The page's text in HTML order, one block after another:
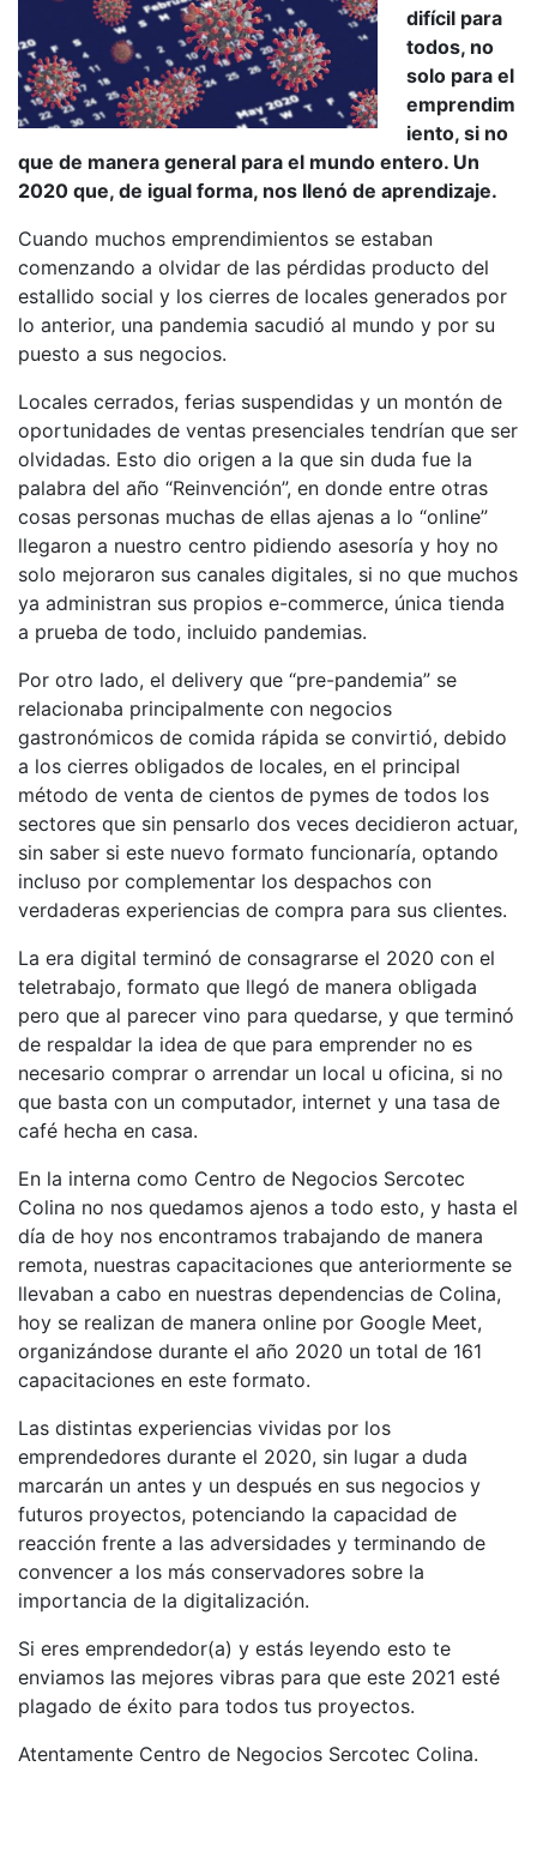
l
p
a
r
m
i
s
difícil para
todos, no
solo para el
emprendim
iento, si no
que de manera general para el mundo entero. Un
2020 que, de igual forma, nos llenó de aprendizaje.
Cuando muchos emprendimientos se estaban
comenzando a olvidar de las pérdidas producto del
estallido social y los cierres de locales generados por
lo anterior, una pandemia sacudió al mundo y por su
puesto a sus negocios.
Locales cerrados, ferias suspendidas y un montón de
oportunidades de ventas presenciales tendrían que ser
olvidadas. Esto dio origen a la que sin duda fue la
palabra del año “Reinvención”, en donde entre otras
cosas personas muchas de ellas ajenas a lo “online”
llegaron a nuestro centro pidiendo asesoría y hoy no
solo mejoraron sus canales digitales, si no que muchos
ya administran sus propios e-commerce, única tienda
a prueba de todo, incluido pandemias.
Por otro lado, el delivery que “pre-pandemia” se
relacionaba principalmente con negocios
gastronómicos de comida rápida se convirtió, debido
a los cierres obligados de locales, en el principal
método de venta de cientos de pymes de todos los
sectores que sin pensarlo dos veces decidieron actuar,
sin saber si este nuevo formato funcionaría, optando
incluso por complementar los despachos con
verdaderas experiencias de compra para sus clientes.
La era digital terminó de consagrarse el 2020 con el
teletrabajo, formato que llegó de manera obligada
pero que al parecer vino para quedarse, y que terminó
de respaldar la idea de que para emprender no es
necesario comprar o arrendar un local u oficina, si no
que basta con un computador, internet y una tasa de
café hecha en casa.
En la interna como Centro de Negocios Sercotec
Colina no nos quedamos ajenos a todo esto, y hasta el
día de hoy nos encontramos trabajando de manera
remota, nuestras capacitaciones que anteriormente se
llevaban a cabo en nuestras dependencias de Colina,
hoy se realizan de manera online por Google Meet,
organizándose durante el año 2020 un total de 161
capacitaciones en este formato.
Las distintas experiencias vividas por los
emprendedores durante el 2020, sin lugar a duda
marcarán un antes y un después en sus negocios y
futuros proyectos, potenciando la capacidad de
reacción frente a las adversidades y terminando de
convencer a los más conservadores sobre la
importancia de la digitalización.
Si eres emprendedor(a) y estás leyendo esto te
enviamos las mejores vibras para que este 2021 esté
plagado de éxito para todos tus proyectos.
Atentamente Centro de Negocios Sercotec Colina.